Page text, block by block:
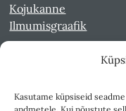
Kasutame küpsiseid
Kojukanne
Ilmumisgraafik
Kultuurileht 1994-